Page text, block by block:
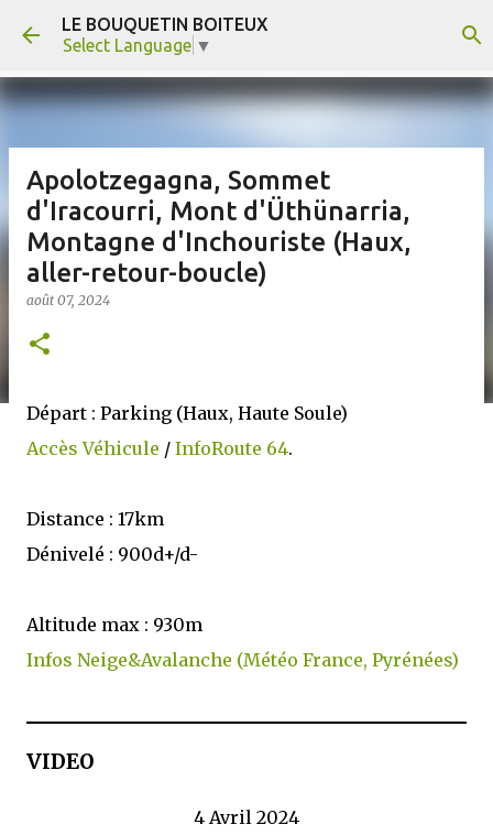
Accéder au contenu principal
LE BOUQUETIN BOITEUX
Select Language ▼
Apolotzegagna, Sommet
d'Iracourri, Mont d'Üthünarria,
Montagne d'Inchouriste (Haux,
aller-retour-boucle)
août 07, 2024
Départ : Parking (Haux, Haute Soule)
Accès Véhicule / InfoRoute 64.
Distance : 17km
Dénivelé : 900d+/d-
Altitude max : 930m
Infos Neige&Avalanche (Météo France, Pyrénées)
VIDEO
4 Avril 2024